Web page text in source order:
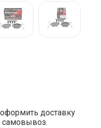
доставку
самовывоз.